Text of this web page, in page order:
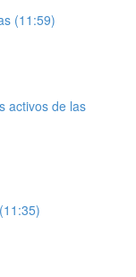
(11:59)
activos de las